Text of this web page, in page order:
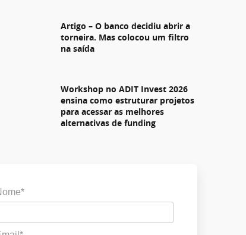
Artigo – O banco decidiu abrir a
torneira. Mas colocou um filtro
na saída
Workshop no ADIT Invest 2026
ensina como estruturar projetos
para acessar as melhores
alternativas de funding